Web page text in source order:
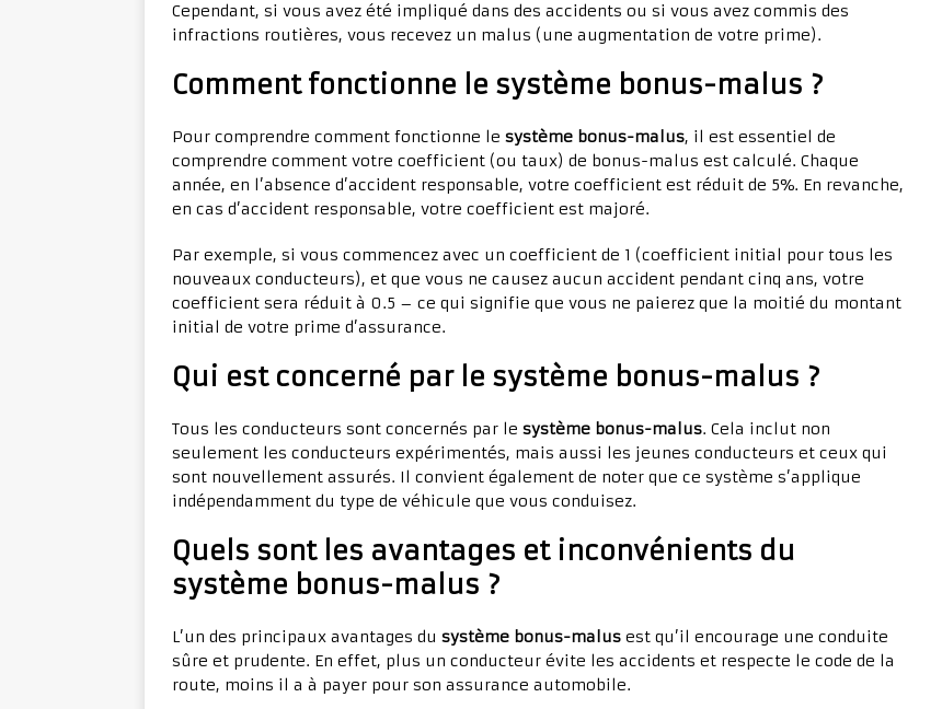
Cependant, si vous avez été impliqué dans des accidents ou si vous avez commis des
infractions routières, vous recevez un malus (une augmentation de votre prime).
Comment fonctionne le système bonus-malus ?
Pour comprendre comment fonctionne le système bonus-malus, il est essentiel de
comprendre comment votre coefficient (ou taux) de bonus-malus est calculé. Chaque
année, en l’absence d’accident responsable, votre coefficient est réduit de 5%. En revanche,
en cas d’accident responsable, votre coefficient est majoré.
Par exemple, si vous commencez avec un coefficient de 1 (coefficient initial pour tous les
nouveaux conducteurs), et que vous ne causez aucun accident pendant cinq ans, votre
coefficient sera réduit à 0.5 – ce qui signifie que vous ne paierez que la moitié du montant
initial de votre prime d’assurance.
Qui est concerné par le système bonus-malus ?
Tous les conducteurs sont concernés par le système bonus-malus. Cela inclut non
seulement les conducteurs expérimentés, mais aussi les jeunes conducteurs et ceux qui
sont nouvellement assurés. Il convient également de noter que ce système s’applique
indépendamment du type de véhicule que vous conduisez.
Quels sont les avantages et inconvénients du
système bonus-malus ?
L’un des principaux avantages du système bonus-malus est qu’il encourage une conduite
sûre et prudente. En effet, plus un conducteur évite les accidents et respecte le code de la
route, moins il a à payer pour son assurance automobile.